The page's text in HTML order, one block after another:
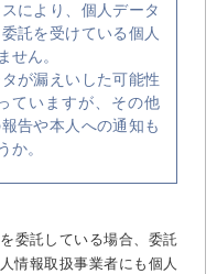
により、個人データ
託を受けている個人
せん。
が漏えいした可能性
ていますが、その他
告や本人への通知も
か。
委託している場合、委託
情報取扱事業者にも個人